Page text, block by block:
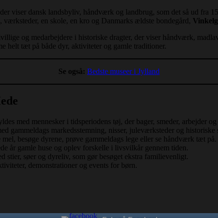
viser dansk landsbyliv, håndværk og landbrug, som det så ud fra
en skole, en kro og Danmarks ældste bondegård,
og medarbejdere i historiske dragter, der viser håndværk,
tæt på både dyr, aktiviteter og gamle traditioner.
Se også: Bedste museer i Jylland
med mennesker i tidsperiodens tøj, der bager, smeder, arbejder
gammeldags markedsstemning, nisser, juleværksteder og historiske
besøge dyrene, prøve gammeldags lege eller se håndværk tæt på.
år gamle huse og oplev forskelle i livsvilkår gennem tiden.
stier, søer og dyreliv, som gør besøget ekstra familievenligt.
demonstrationer og events for børn.